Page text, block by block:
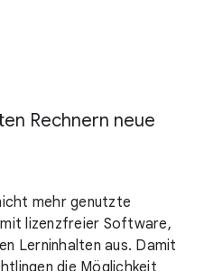
Rechnern neue
mehr genutzte
lizenzfreier Software,
Lerninhalten aus. Damit
die Möglichkeit